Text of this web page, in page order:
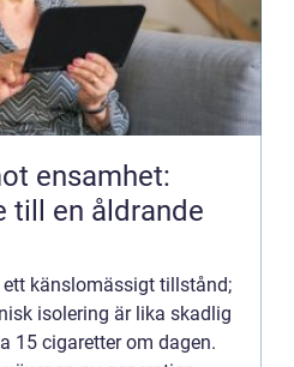
ensamhet:
till en åldrande
känslomässigt tillstånd;
isolering är lika skadlig
15 cigaretter om dagen.